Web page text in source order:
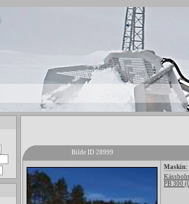
Bilde ID 28999
Maskin:
PB 300